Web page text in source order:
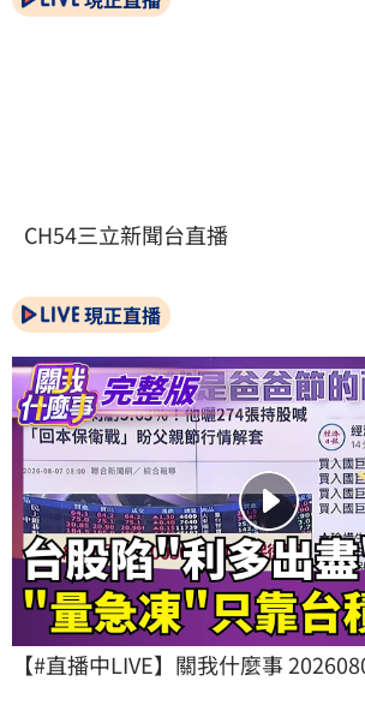
CH54三立新聞台直播
現正直播
【#直播中LIVE】關我什麼事